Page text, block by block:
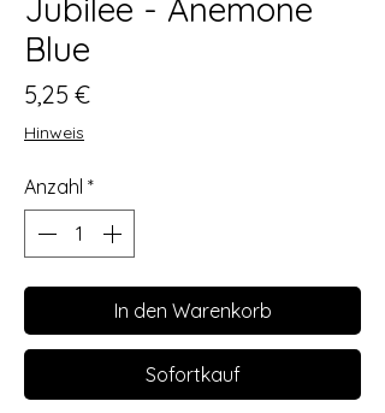
Jubilee - Anemone
Blue
5,25 €Preis
Hinweis
Anzahl *
In den Warenkorb
Sofortkauf